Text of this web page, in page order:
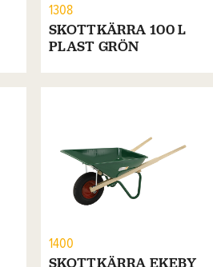
1308
SKOTTKÄRRA 100 L
PLAST GRÖN
1400